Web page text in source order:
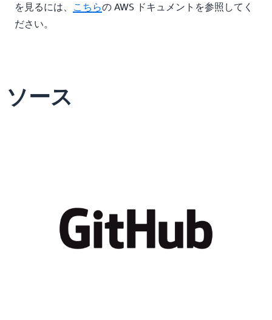
を見るには、 こちらの AWS ドキュメントを参照してく
ださい。
ソース